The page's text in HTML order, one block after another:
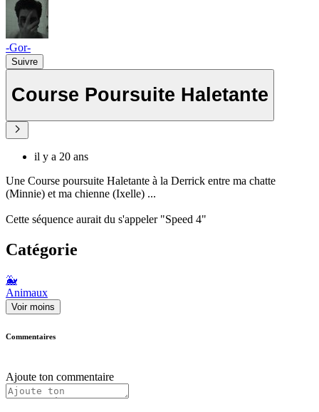
-Gor-
Suivre
Course Poursuite Haletante
il y a 20 ans
Une Course poursuite Haletante à la Derrick entre ma chatte
(Minnie) et ma chienne (Ixelle) ...
Cette séquence aurait du s'appeler "Speed 4"
Catégorie
🐳
Animaux
Voir moins
Commentaires
Ajoute ton commentaire